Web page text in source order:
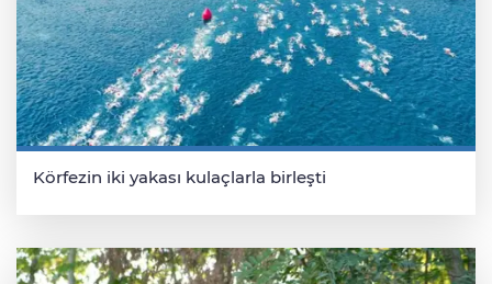
Körfezin iki yakası kulaçlarla birleşti